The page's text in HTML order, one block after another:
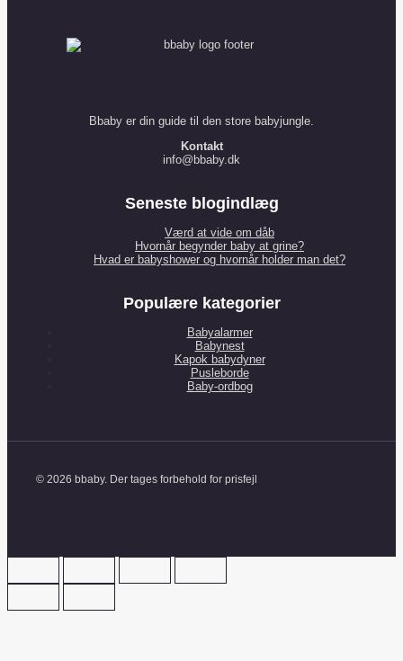
Bbaby er din guide til den store babyjungle.
Kontakt
info@bbaby.dk
Seneste blogindlæg
Værd at vide om dåb
Hvornår begynder baby at grine?
Hvad er babyshower og hvornår holder man det?
Populære kategorier
Babyalarmer
Babynest
Kapok babydyner
Pusleborde
Baby-ordbog
© 2026 bbaby. Der tages forbehold for prisfejl